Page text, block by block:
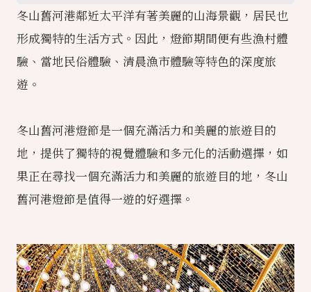
冬山舊河港鄰近太平洋有著美麗的山海景觀，居民也
形成獨特的生活方式。因此，燈節期間便有些漁村體
驗、當地民俗體驗、清晨漁市體驗等特色的深度旅
遊。
冬山舊河港燈節是一個充滿活力和美麗的旅遊目的
地，提供了獨特的視覺體驗和多元化的活動選擇，如
果正在尋找一個充滿活力和美麗的旅遊目的地，冬山
舊河港燈節是值得一遊的好選擇。